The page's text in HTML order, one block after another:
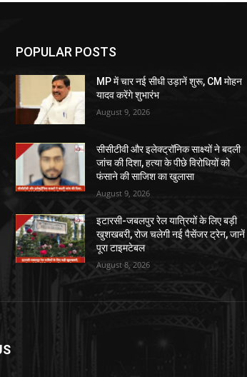
POPULAR POSTS
MP में चार नई सीधी उड़ानें शुरू, CM मोहन
यादव करेंगे शुभारंभ
August 9, 2026
सीसीटीवी और इलेक्ट्रॉनिक साक्ष्यों ने बदली
जांच की दिशा, हत्या के पीछे विरोधियों को
फंसाने की साजिश का खुलासा
August 9, 2026
इटारसी-जबलपुर रेल यात्रियों के लिए बड़ी
खुशखबरी, रोज चलेगी नई पैसेंजर ट्रेन, जानें
पूरा टाइमटेबल
August 8, 2026